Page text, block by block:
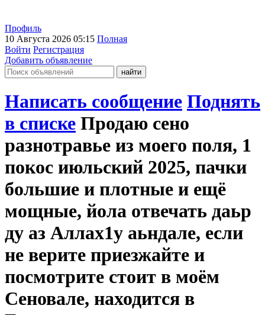
Профиль
10 Августа 2026 05:15 Полная
Войти Регистрация
Добавить объявление
Написать сообщение Поднять
в списке Продаю сено
разнотравье из моего поля, 1
покос июльский 2025, пачки
большие и плотные и ещё
мощные, йола отвечать даьр
ду аз Аллах1у аьндале, если
не верите приезжайте и
посмотрите стоит в моём
Сеновале, находится в